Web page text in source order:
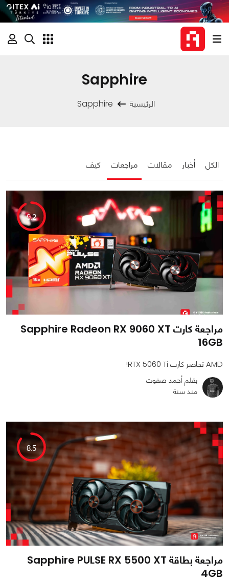
Sapphire
الرئيسية Sapphire
الكل أخبار مقالات مراجعات كيف
9.2
6861
0
مراجعة كارت Sapphire Radeon RX 9060 XT
16GB
AMD تحاصر كارت RTX 5060 Ti!
بقلم أحمد صفوت
منذ سنة
8.5
مراجعة بطاقة Sapphire PULSE RX 5500 XT
4GB